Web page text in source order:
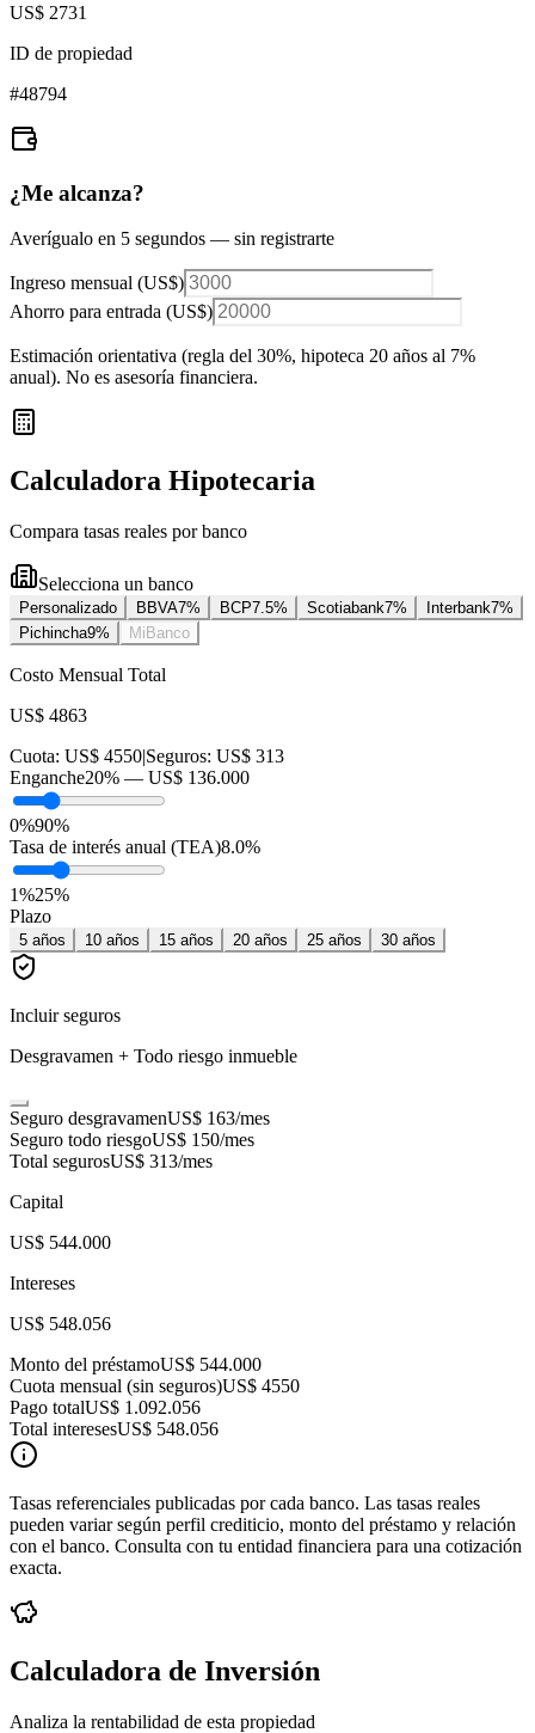
US$ 2731
ID de propiedad
#48794
¿Me alcanza?
Averígualo en 5 segundos — sin registrarte
Ingreso mensual (US$)
Ahorro para entrada (US$)
Estimación orientativa (regla del 30%, hipoteca 20 años al 7%
anual). No es asesoría financiera.
Calculadora Hipotecaria
Compara tasas reales por banco
Selecciona un banco
Personalizado BBVA7% BCP7.5% Scotiabank7% Interbank7%
Pichincha9% MiBanco
Costo Mensual Total
US$ 4863
Cuota: US$ 4550|Seguros: US$ 313
Enganche20% — US$ 136.000
0%90%
Tasa de interés anual (TEA)8.0%
1%25%
Plazo
5 años 10 años 15 años 20 años 25 años 30 años
Incluir seguros
Desgravamen + Todo riesgo inmueble
Seguro desgravamenUS$ 163/mes
Seguro todo riesgoUS$ 150/mes
Total segurosUS$ 313/mes
Capital
US$ 544.000
Intereses
US$ 548.056
Monto del préstamoUS$ 544.000
Cuota mensual (sin seguros)US$ 4550
Pago totalUS$ 1.092.056
Total interesesUS$ 548.056
Tasas referenciales publicadas por cada banco. Las tasas reales
pueden variar según perfil crediticio, monto del préstamo y relación
con el banco. Consulta con tu entidad financiera para una cotización
exacta.
Calculadora de Inversión
Analiza la rentabilidad de esta propiedad